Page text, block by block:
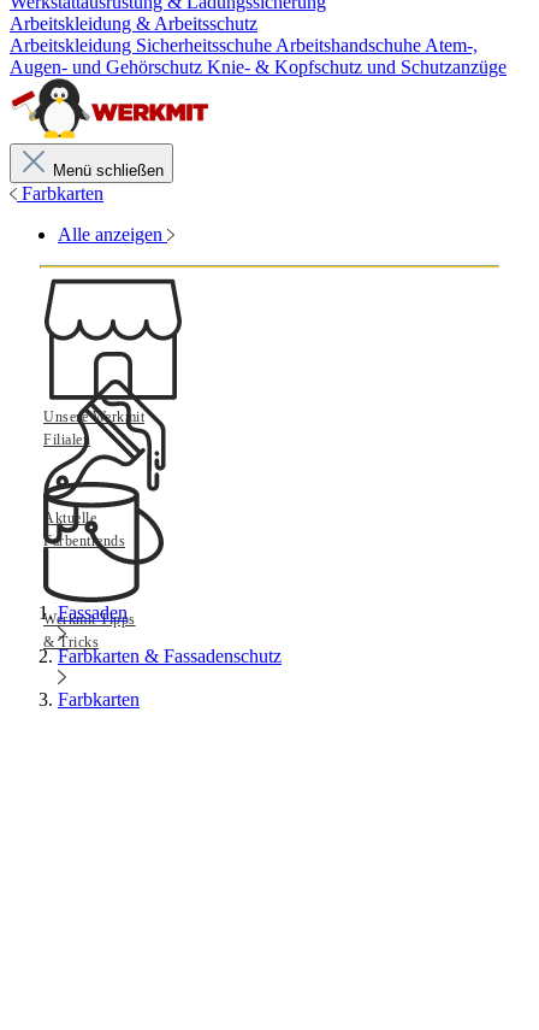
Arbeitskleidung & Arbeitsschutz
Arbeitskleidung Sicherheitsschuhe Arbeitshandschuhe Atem-,
Augen- und Gehörschutz Knie- & Kopfschutz und Schutzanzüge
Menü schließen
Farbkarten
Alle anzeigen
Unsere Werkmit
Filialen
Aktuelle
Farbentrends
Werkmit Tipps
& Tricks
Fassaden
Farbkarten & Fassadenschutz
Farbkarten